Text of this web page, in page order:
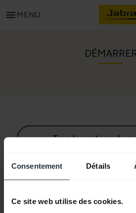
Consentement Détails
Ce site web utilise des cookies.
menu MENU
Tous le contenu du
Ressources de